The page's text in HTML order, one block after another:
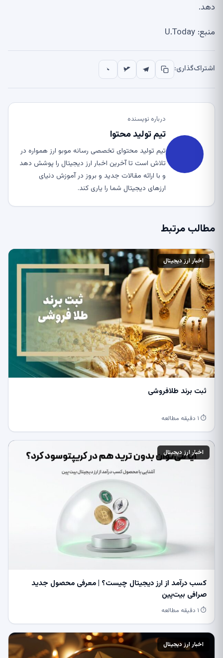
دهد.
منبع: U.Today
اشتراک‌گذاری:
درباره نویسنده
تیم تولید محتوا
تیم تولید محتوای تخصصی رسانه موبو ارز همواره در
تلاش است تا آخرین اخبار ارز دیجیتال را پوشش دهد
و با ارائه مقالات جدید و بروز در آموزش دنیای
ارزهای دیجیتال شما را یاری کند.
مطالب مرتبط
اخبار ارز دیجیتال
ثبت برند طلافروشی
⏱ ۱ دقیقه مطالعه
اخبار ارز دیجیتال
کسب درآمد از ارز دیجیتال چیست؟ | معرفی محصول جدید
صرافی بیت‌پین
⏱ ۱ دقیقه مطالعه
اخبار ارز دیجیتال